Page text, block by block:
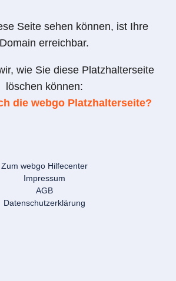
Seite sehen können, ist Ihre
Domain erreichbar.
wie Sie diese Platzhalterseite
löschen können:
die webgo Platzhalterseite?
Zum webgo Hilfecenter
Impressum
AGB
Datenschutzerklärung